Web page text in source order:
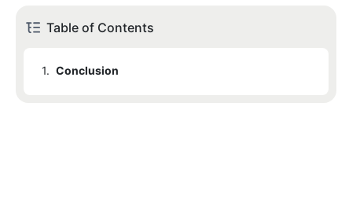
Table of Contents
1. Conclusion